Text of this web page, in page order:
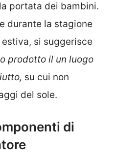
portata dei bambini.
durante la stagione
si suggerisce
prodotto il un luogo
su cui non
del sole.
di